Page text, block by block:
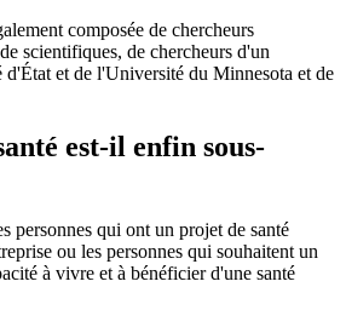
composée de chercheurs
scientifiques, de chercheurs d'un
et de l'Université du Minnesota et de
est-il enfin sous-
personnes qui ont un projet de santé
ou les personnes qui souhaitent un
à vivre et à bénéficier d'une santé